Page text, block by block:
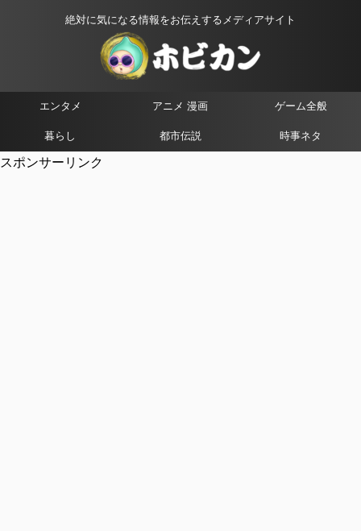
絶対に気になる情報をお伝えするメディアサイト
エンタメ アニメ 漫画 ゲーム全般
暮らし 都市伝説 時事ネタ
スポンサーリンク